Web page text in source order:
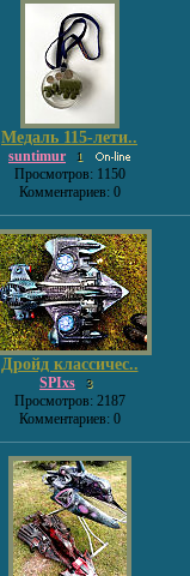
Медаль 115-лети..
suntimur 1
Просмотров: 1150
Комментариев: 0
Дройд классичес..
SPIxs 3
Просмотров: 2187
Комментариев: 0